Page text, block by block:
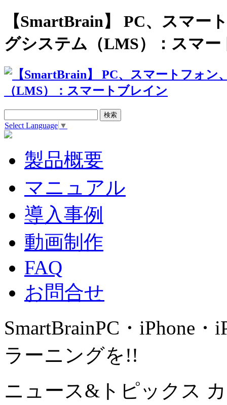
【SmartBrain】 PC、スマー
グシステム（LMS）：スマー
Select Language ▼
製品概要
マニュアル
導入事例
動画制作
FAQ
お問合せ
SmartBrainPC・iPhone・
ラーニングを!!
ニュース&トピックス